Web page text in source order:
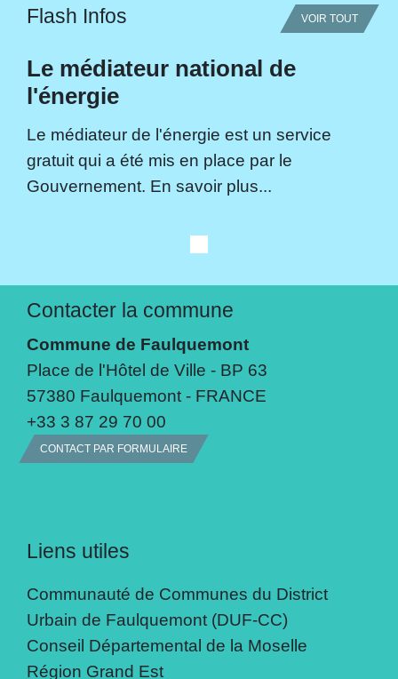
Flash Infos VOIR TOUT
Le médiateur national de
l'énergie
Le médiateur de l'énergie est un service
gratuit qui a été mis en place par le
Gouvernement. En savoir plus...
Contacter la commune
Commune de Faulquemont
Place de l'Hôtel de Ville - BP 63
57380 Faulquemont - FRANCE
+33 3 87 29 70 00
CONTACT PAR FORMULAIRE
Liens utiles
Communauté de Communes du District
Urbain de Faulquemont (DUF-CC)
Conseil Départemental de la Moselle
Région Grand Est